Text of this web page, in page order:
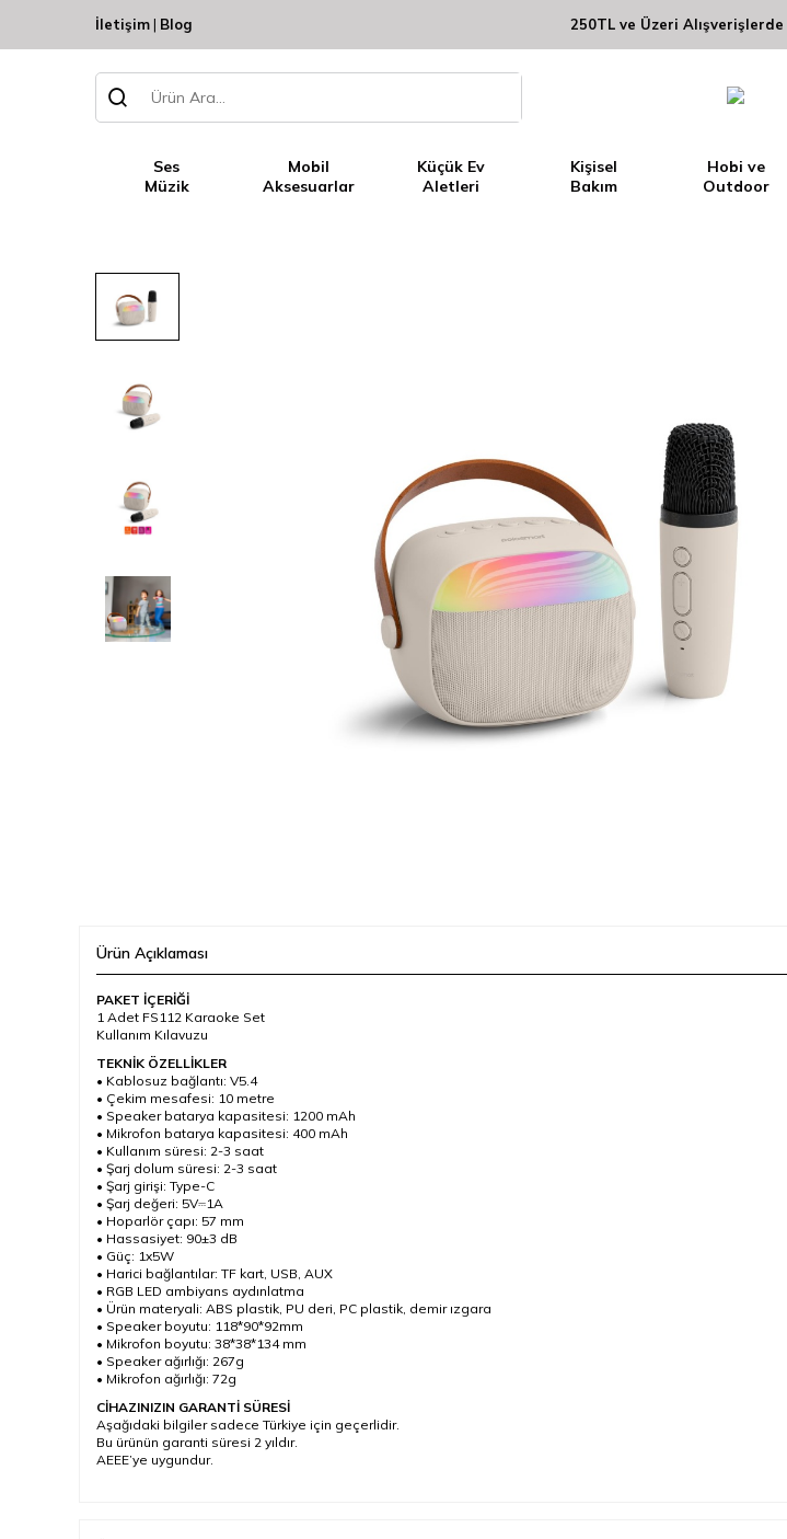
İletişim| Blog 250TL ve Üzeri
Ses
Müzik
Mobil
Aksesuarlar
Küçük Ev
Aletleri
Kişisel
Bakım
Hobi ve
Outdoor
Ürün Açıklaması
PAKET İÇERİĞİ
1 Adet FS112 Karaoke Set
Kullanım Kılavuzu
TEKNİK ÖZELLİKLER
• Kablosuz bağlantı: V5.4
• Çekim mesafesi: 10 metre
• Speaker batarya kapasitesi: 1200 mAh
• Mikrofon batarya kapasitesi: 400 mAh
• Kullanım süresi: 2-3 saat
• Şarj dolum süresi: 2-3 saat
• Şarj girişi: Type-C
• Şarj değeri: 5V⎓1A
• Hoparlör çapı: 57 mm
• Hassasiyet: 90±3 dB
• Güç: 1x5W
• Harici bağlantılar: TF kart, USB, AUX
• RGB LED ambiyans aydınlatma
• Ürün materyali: ABS plastik, PU deri, PC plastik, demir ızgara
• Speaker boyutu: 118*90*92mm
• Mikrofon boyutu: 38*38*134 mm
• Speaker ağırlığı: 267g
• Mikrofon ağırlığı: 72g
CİHAZINIZIN GARANTİ SÜRESİ
Aşağıdaki bilgiler sadece Türkiye için geçerlidir.
Bu ürünün garanti süresi 2 yıldır.
AEEE’ye uygundur.